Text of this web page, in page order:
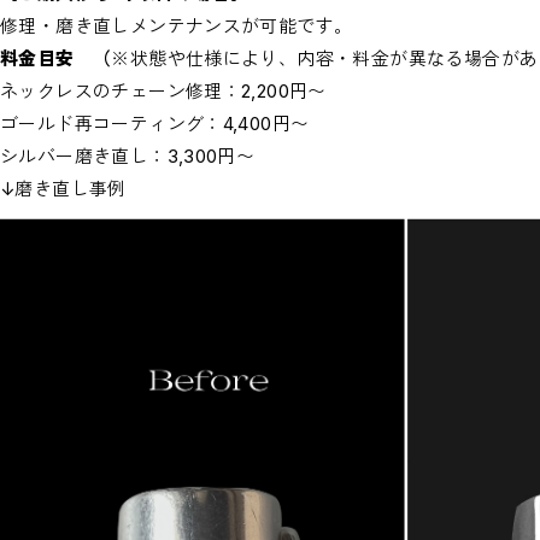
修理・磨き直しメンテナンスが可能です。
料金目安 （※状態や仕様により、内容・料金が異なる場合が
ネックレスのチェーン修理：2,200円〜
ゴールド再コーティング：4,400円〜
シルバー磨き直し：3,300円〜
↓磨き直し事例